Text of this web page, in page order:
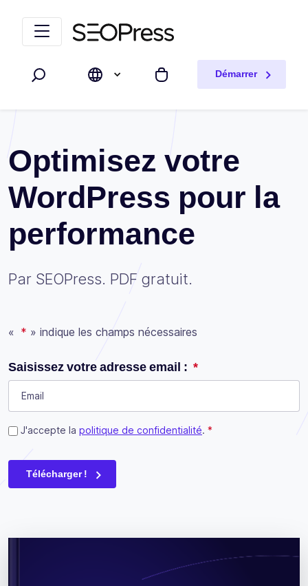
Rechercher Mon panier
Démarrer
Optimisez votre
WordPress pour la
performance
Par SEOPress. PDF gratuit.
« * » indique les champs nécessaires
Comments
Saisissez votre adresse email : *
Consent *
J'accepte la politique de confidentialité. *
Télécharger !